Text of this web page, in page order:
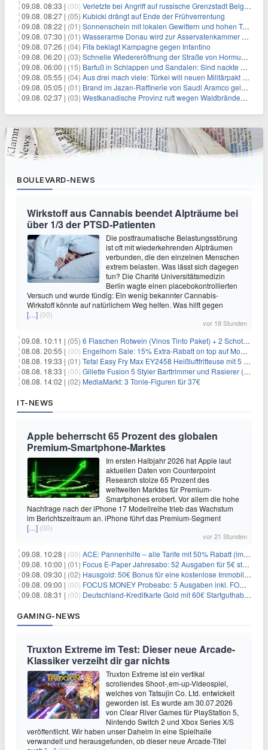
09.08. 08:33 | (00) Verletzte bei Angriff auf russische Grenzstadt Belgorod
09.08. 08:27 | (05) Kubicki drängt auf Ende der Frühverrentung
09.08. 08:22 | (01) Sonnenschein mit lokalen Gewittern und hohen Temperaturen
09.08. 07:30 | (01) Wasserarme Donau wird zur Asservatenkammer der Geschichte
09.08. 07:26 | (04) Fifa beklagt Kampagne gegen Infantino
09.08. 06:20 | (03) Schnelle Wiedereröffnung der Straße von Hormus ungewiss
09.08. 06:00 | (15) Barfuß in Schlappen und Sandalen: Sind nackte Füße eklig?
09.08. 05:55 | (04) Aus drei mach viele: Türkei will neuen Militärpakt erweitern
09.08. 05:05 | (01) Brand im Jazan-Raffinerie von Saudi Aramco gelöscht: Auswirkungen auf die Energiemärkte
09.08. 02:37 | (03) Westkanadische Provinz ruft wegen Waldbränden Notstand aus
BOULEVARD-NEWS
Wirkstoff aus Cannabis beendet Alpträume bei
über 1/3 der PTSD-Patienten
Die posttraumatische Belastungsstörung
ist oft mit wiederkehrenden Alpträumen
verbunden, die den einzelnen Menschen
extrem belasten. Was lässt sich dagegen
tun? Die Charité Universitätsmedizin
Berlin wagte einen placebokontrollierten
Versuch und wurde fündig: Ein wenig bekannter Cannabis-
Wirkstoff könnte auf natürlichem Weg helfen. Was hilft gegen
[…] (00)
vor 18 Stunden
09.08. 10:11 | (05) 6 Flaschen Rotwein (Vinos Tinto Paket) + 2 Schott Zwiesel Gläser für 25,99€ inkl. Versand
08.08. 20:55 | (00) Engelhorn Sale: 15% Extra-Rabatt on top auf Mode- und Sport-Artikel
08.08. 19:33 | (01) Tefal Easy Fry Max EY2458 Heißluftfritteuse mit 5 Litern für 64,99€
08.08. 18:33 | (00) Gillette Fusion 5 Styler Barttrimmer und Rasierer (All in One) für 16€
08.08. 14:02 | (02) MediaMarkt: 3 Tonie-Figuren für 37€
IT-NEWS
Apple beherrscht 65 Prozent des globalen
Premium-Smartphone-Marktes
Im ersten Halbjahr 2026 hat Apple laut
aktuellen Daten von Counterpoint
Research stolze 65 Prozent des
weltweiten Marktes für Premium-
Smartphones erobert. Vor allem die hohe
Nachfrage nach der iPhone 17 Modellreihe trieb das Wachstum
im Berichtszeitraum an. iPhone führt das Premium-Segment
[…] (00)
vor 21 Stunden
09.08. 10:28 | (00) ACE: Pannenhilfe – alle Tarife mit 50% Rabatt (im ersten Jahr)
09.08. 10:00 | (01) Focus E-Paper Jahresabo: 52 Ausgaben für 5€ statt 207,48€ – per Formular kündbar!
09.08. 09:30 | (02) Hausgold: 50€ Bonus für eine kostenlose Immobilienbewertung
09.08. 09:00 | (00) FOCUS MONEY Probeabo: 5 Ausgaben inkl. FOCUS+ Zugang für 5€
09.08. 08:31 | (00) Deutschland-Kreditkarte Gold mit 60€ Startguthaben (45€ Gewinn)
GAMING-NEWS
Truxton Extreme im Test: Dieser neue Arcade-
Klassiker verzeiht dir gar nichts
Truxton Extreme ist ein vertikal
scrollendes Shoot-‚em-up-Videospiel,
welches von Tatsujin Co. Ltd. entwickelt
geworden ist. Es wurde am 30.07.2026
von Clear River Games für PlayStation 5,
Nintendo Switch 2 und Xbox Series X/S
veröffentlicht. Wir haben unser Daheim in eine Spielhalle
verwandelt und herausgefunden, ob dieser neue Arcade-Titel